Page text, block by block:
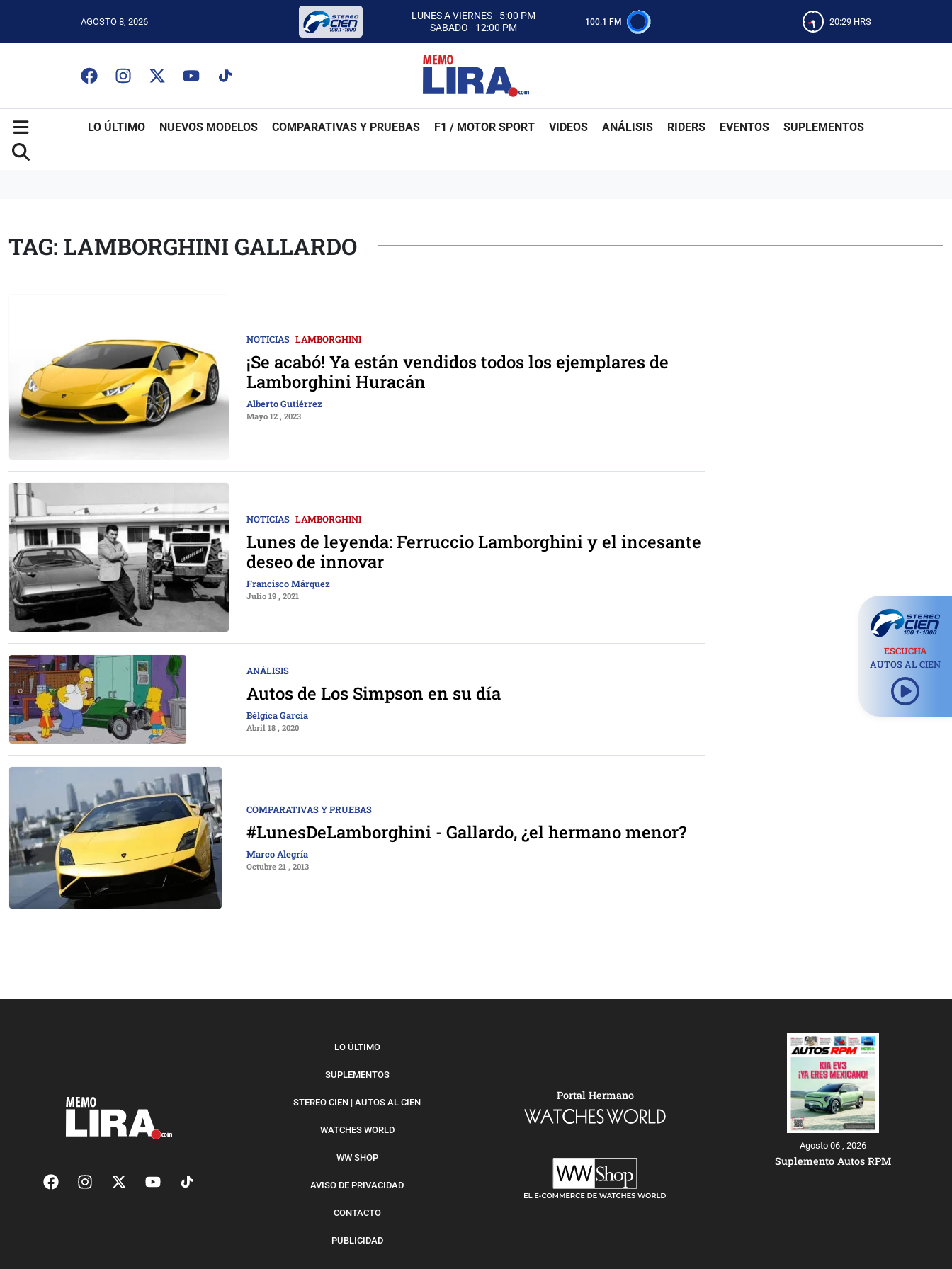
AGOSTO 8, 2026
LUNES A VIERNES - 5:00 PM
SABADO - 12:00 PM
ESCUCHA AUTOS AL CIEN
CON MEMO LIRA Y SU EQUIPO
LUNES A VIERNES - 5:00 PM
SABADO - 12:00 PM
100.1 FM 20:29 HRS
LO ÚLTIMO NUEVOS MODELOS COMPARATIVAS Y PRUEBAS F1 / MOTOR SPORT VIDEOS ANÁLISIS RIDERS EVENTOS SUPLEMENTOS
TAG: LAMBORGHINI GALLARDO
NOTICIAS LAMBORGHINI
¡Se acabó! Ya están vendidos todos los ejemplares de
Lamborghini Huracán
Alberto Gutiérrez
Mayo 12 , 2023
NOTICIAS LAMBORGHINI
Lunes de leyenda: Ferruccio Lamborghini y el incesante
deseo de innovar
Francisco Márquez
Julio 19 , 2021
ANÁLISIS
Autos de Los Simpson en su día
Bélgica García
Abril 18 , 2020
COMPARATIVAS Y PRUEBAS
#LunesDeLamborghini - Gallardo, ¿el hermano menor?
Marco Alegría
Octubre 21 , 2013
ESCUCHA
AUTOS AL CIEN
LO ÚLTIMO
SUPLEMENTOS
STEREO CIEN | AUTOS AL CIEN
WATCHES WORLD
WW SHOP
AVISO DE PRIVACIDAD
CONTACTO
PUBLICIDAD
Portal Hermano
Agosto 06 , 2026
Suplemento Autos RPM